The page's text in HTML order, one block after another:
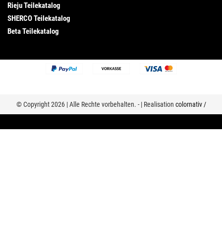
Rieju Teilekatalog
SHERCO Teilekatalog
Beta Teilekatalog
© Copyright 2026 | Alle Rechte vorbehalten. - | Realisation colornativ /